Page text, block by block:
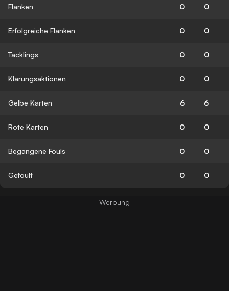
Flanken 0 0
Erfolgreiche Flanken 0 0
Tacklings 0 0
Klärungsaktionen 0 0
Gelbe Karten 6 6
Rote Karten 0 0
Begangene Fouls 0 0
Gefoult 0 0